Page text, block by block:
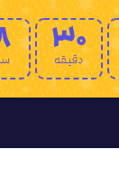
30
دقیقه